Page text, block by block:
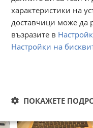
характеристики на
доставчици може да
възразите в
Настройки на
ПОКАЖЕТЕ